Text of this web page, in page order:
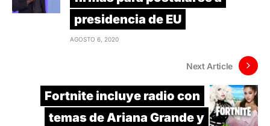
presidencia de EU
AGOSTO 6, 2020
Next Article
Fortnite incluye radio con
temas de Ariana Grande y